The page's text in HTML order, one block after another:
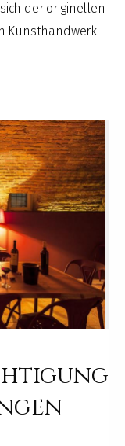
der originellen
Kunsthandwerk